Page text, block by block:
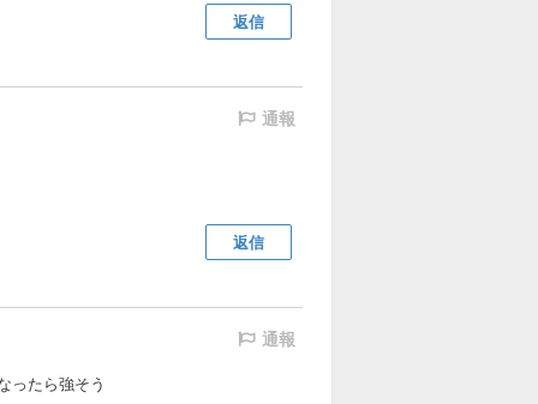
返信
通報
返信
通報
ったら強そう